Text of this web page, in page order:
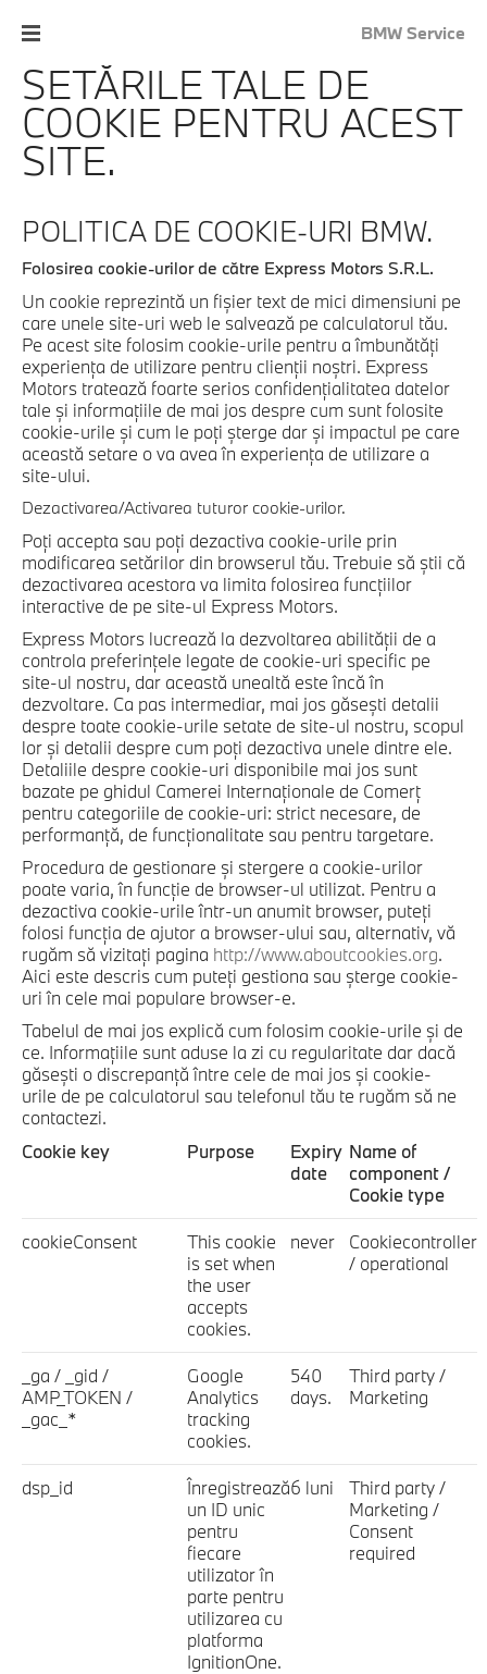
BMW Service
SETĂRILE TALE DE
COOKIE PENTRU ACEST
SITE.
POLITICA DE COOKIE-URI BMW.
Folosirea cookie-urilor de către Express Motors S.R.L.
Un cookie reprezintă un fişier text de mici dimensiuni pe
care unele site-uri web le salvează pe calculatorul tău.
Pe acest site folosim cookie-urile pentru a îmbunătăţi
experienţa de utilizare pentru clienţii noştri. Express
Motors tratează foarte serios confidenţialitatea datelor
tale şi informaţiile de mai jos despre cum sunt folosite
cookie-urile şi cum le poţi şterge dar şi impactul pe care
această setare o va avea în experienţa de utilizare a
site-ului.
Dezactivarea/Activarea tuturor cookie-urilor.
Poţi accepta sau poţi dezactiva cookie-urile prin
modificarea setărilor din browserul tău. Trebuie să ştii că
dezactivarea acestora va limita folosirea funcţiilor
interactive de pe site-ul Express Motors.
Express Motors lucrează la dezvoltarea abilităţii de a
controla preferinţele legate de cookie-uri specific pe
site-ul nostru, dar această unealtă este încă în
dezvoltare. Ca pas intermediar, mai jos găseşti detalii
despre toate cookie-urile setate de site-ul nostru, scopul
lor şi detalii despre cum poţi dezactiva unele dintre ele.
Detaliile despre cookie-uri disponibile mai jos sunt
bazate pe ghidul Camerei Internaţionale de Comerţ
pentru categoriile de cookie-uri: strict necesare, de
performanţă, de funcţionalitate sau pentru targetare.
Procedura de gestionare şi stergere a cookie-urilor
poate varia, în funcţie de browser-ul utilizat. Pentru a
dezactiva cookie-urile într-un anumit browser, puteţi
folosi funcţia de ajutor a browser-ului sau, alternativ, vă
rugăm să vizitaţi pagina http://www.aboutcookies.org.
Aici este descris cum puteţi gestiona sau şterge cookie-
uri în cele mai populare browser-e.
Tabelul de mai jos explică cum folosim cookie-urile şi de
ce. Informaţiile sunt aduse la zi cu regularitate dar dacă
găseşti o discrepanţă între cele de mai jos şi cookie-
urile de pe calculatorul sau telefonul tău te rugăm să ne
contactezi.
Cookie key
Purpose
Expiry
date
Name of
component /
Cookie type
cookieConsent
This cookie
is set when
the user
accepts
cookies.
never
Cookiecontroller
/ operational
_ga / _gid /
AMP_TOKEN /
_gac_*
Google
Analytics
tracking
cookies.
540
days.
Third party /
Marketing
dsp_id
Înregistrează
un ID unic
pentru
fiecare
utilizator în
parte pentru
utilizarea cu
platforma
IgnitionOne.
6 luni
Third party /
Marketing /
Consent
required